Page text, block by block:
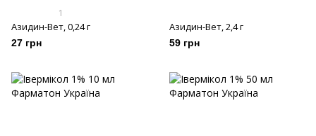
1
Азидин-Вет, 0,24 г
27 грн
Азидин-Вет, 2,4 г
59 грн